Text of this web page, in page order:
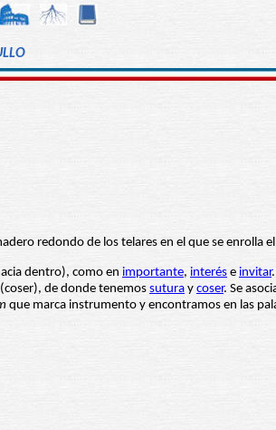
redondo de los telares en el que se enrolla
dentro), como en importante, interés e invitar
(coser), de donde tenemos sutura y coser. Se
que marca instrumento y encontramos en las